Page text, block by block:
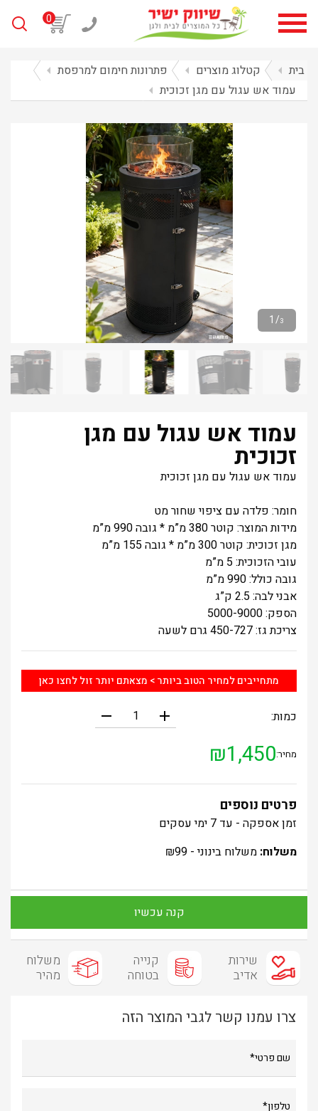
0
בית arrow_left קטלוג מוצרים arrow_left פתרונות חימום למרפסת arrow_left
עמוד אש עגול עם מגן זכוכית arrow_left
1/3
עמוד אש עגול עם מגן
זכוכית
עמוד אש עגול עם מגן זכוכית
חומר: פלדה עם ציפוי שחור מט
מידות המוצר: קוטר 380 מ”מ * גובה 990 מ”מ
מגן זכוכית: קוטר 300 מ”מ * גובה 155 מ”מ
עובי הזכוכית: 5 מ”מ
גובה כולל: 990 מ”מ
אבני לבה: 2.5 ק”ג
הספק: 5000-9000
צריכת גז: 450-727 גרם לשעה
מתחייבים למחיר הטוב ביותר > מצאתם יותר זול לחצו כאן
כמות: add
remove
מחיר: ₪1,450
פרטים נוספים
זמן אספקה - עד 7 ימי עסקים
משלוח: משלוח בינוני - ₪99
קנה עכשיו
שירות
אדיב
קנייה
בטוחה
משלוח
מהיר
צרו עמנו קשר לגבי המוצר הזה